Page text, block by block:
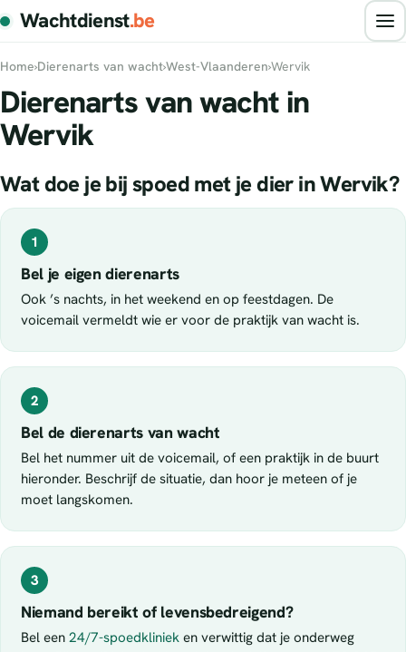
Wachtdienst.be
Home›Dierenarts van wacht›West-Vlaanderen›Wervik
Dierenarts van wacht in
Wervik
Wat doe je bij spoed met je dier in Wervik?
1
Bel je eigen dierenarts
Ook ’s nachts, in het weekend en op feestdagen. De
voicemail vermeldt wie er voor de praktijk van wacht is.
2
Bel de dierenarts van wacht
Bel het nummer uit de voicemail, of een praktijk in de buurt
hieronder. Beschrijf de situatie, dan hoor je meteen of je
moet langskomen.
3
Niemand bereikt of levensbedreigend?
Bel een 24/7-spoedkliniek en verwittig dat je onderweg